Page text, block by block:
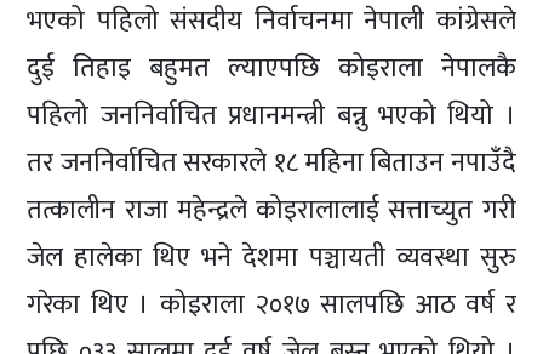
भएको पहिलो संसदीय निर्वाचनमा नेपाली कांग्रेसले
दुई तिहाइ बहुमत ल्याएपछि कोइराला नेपालकै
पहिलो जननिर्वाचित प्रधानमन्त्री बन्नु भएको थियो ।
तर जननिर्वाचित सरकारले १८ महिना बिताउन नपाउँदै
तत्कालीन राजा महेन्द्रले कोइरालालाई सत्ताच्युत गरी
जेल हालेका थिए भने देशमा पञ्चायती व्यवस्था सुरु
गरेका थिए । कोइराला २०१७ सालपछि आठ वर्ष र